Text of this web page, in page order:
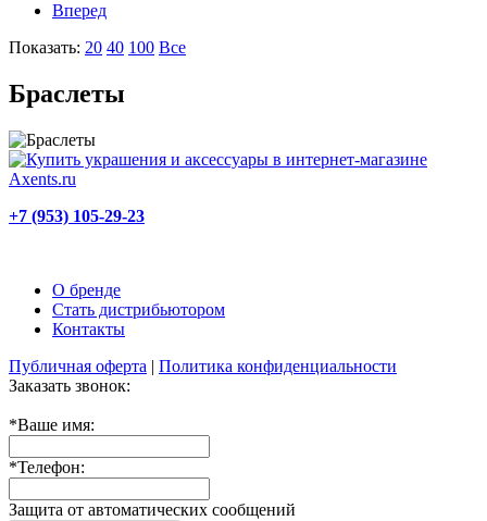
Вперед
Показать: 20 40 100 Все
Браслеты
+7 (953) 105-29-23
О бренде
Стать дистрибьютором
Контакты
Публичная оферта | Политика конфиденциальности
Заказать звонок:
*Ваше имя:
*Телефон:
Защита от автоматических сообщений